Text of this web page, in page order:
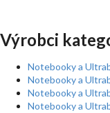
Výrobci
Notebooky a
Notebooky a
Notebooky a
Notebooky a